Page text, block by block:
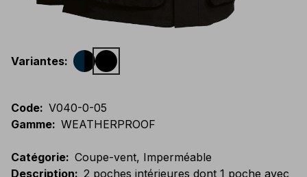
Variantes:
Code: V040-0-05
Gamme: WEATHERPROOF
Catégorie: Coupe-vent, Imperméable
Description: 2 poches intérieures dont 1 poche avec